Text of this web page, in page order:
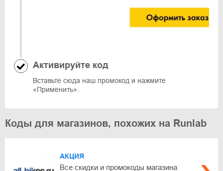
Активируйте код
Вставьте сюда наш промокод и нажмите
«Применить».
Коды для магазинов, похожих на Runlab
АКЦИЯ
Все скидки и промокоды магазина